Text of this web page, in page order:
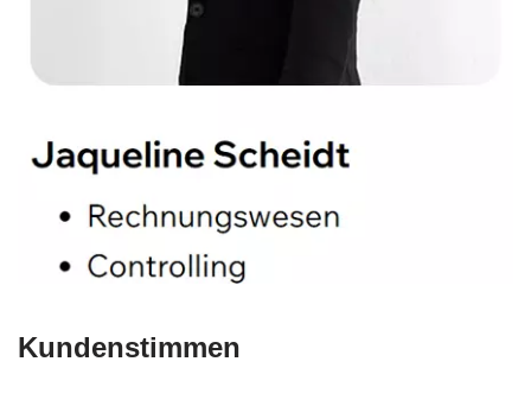
Kundenstimmen